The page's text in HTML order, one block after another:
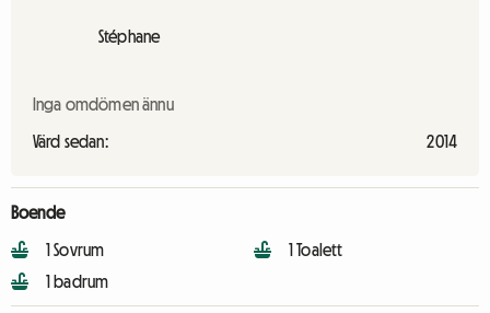
Stéphane
Inga omdömen ännu
Värd sedan: 2014
Boende
1 Sovrum
1 badrum
1 Toalett